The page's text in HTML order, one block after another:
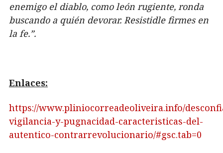
enemigo el diablo, como león rugiente, ronda
buscando a quién devorar. Resistidle firmes en
la fe.”.
Enlaces:
https://www.pliniocorreadeoliveira.info/
vigilancia-y-pugnacidad-caracteristicas-del-
autentico-contrarrevolucionario/#gsc.tab=0